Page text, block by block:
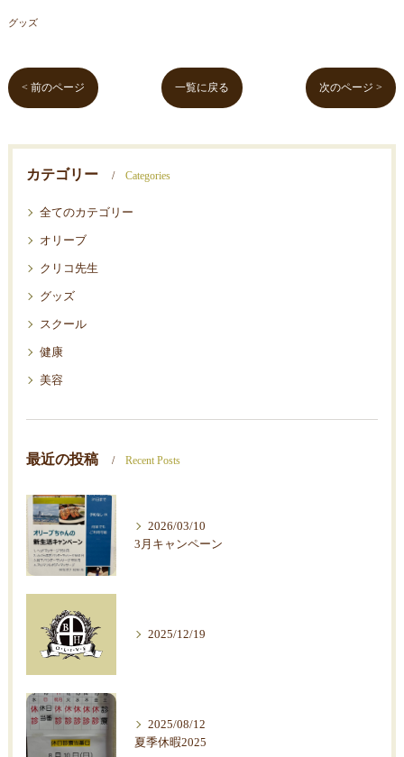
グッズ
< 前のページ 一覧に戻る 次のページ >
カテゴリー Categories
全てのカテゴリー
オリーブ
クリコ先生
グッズ
スクール
健康
美容
最近の投稿 Recent Posts
2026/03/10
3月キャンペーン
2025/12/19
2025/08/12
夏季休暇2025